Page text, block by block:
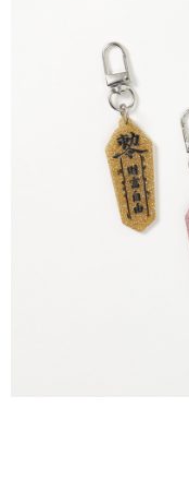
１．於結帳方式選擇「
結帳頁面，進行簡訊認證並
２．訂單成立數日內，您將
３．收到繳費通知簡訊後
ATM／網路銀行／等多元
※ 請注意：結帳手續完成
購買商品的店家。未經商
後付繳納相關費用。
※ 交易是否成功請以「
是否繳費成功／繳費後需
https://
１．透過由恩沛科技股份
４．使用「AFTEE先享後
每筆NT$70，滿NT$599(
付款後全家取貨
每筆NT$70，滿
萊爾富取貨付款
每筆NT$70，滿
付款後萊爾富取貨
每筆NT$70，滿NT$599(
每筆NT$70，滿NT$599(